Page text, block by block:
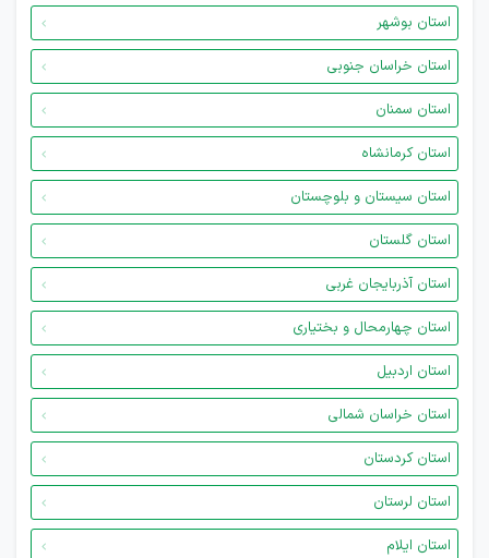
استان بوشهر
استان خراسان جنوبی
استان سمنان
استان کرمانشاه
استان سیستان و بلوچستان
استان گلستان
استان آذربایجان غربی
استان چهارمحال و بختیاری
استان اردبیل
استان خراسان شمالی
استان کردستان
استان لرستان
استان ایلام